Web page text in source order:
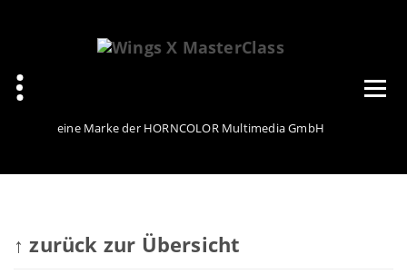
eine Marke der HORNCOLOR Multimedia GmbH
↑ zurück zur Übersicht